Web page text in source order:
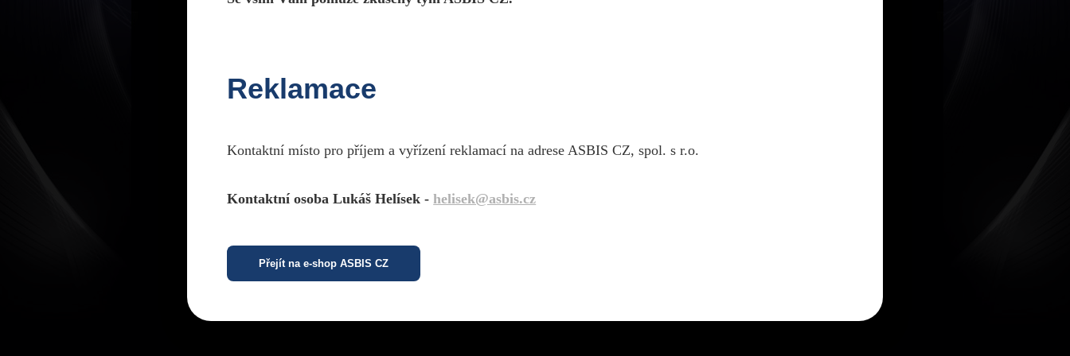
Reklamace
Kontaktní místo pro příjem a vyřízení reklamací na adrese ASBIS CZ, spol. s r.o.
Kontaktní osoba Lukáš Helísek -helisek@asbis.cz
Přejít na e-shop ASBIS CZ